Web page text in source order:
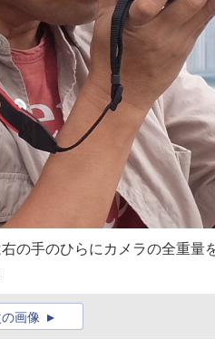
の手のひらにカメラの全重量
画像